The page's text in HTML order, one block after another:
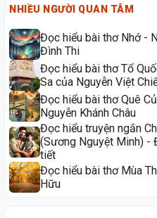
NHIỀU NGƯỜI QUAN TÂM
Đọc hiểu bài thơ Nhớ -
Đình Thi
Đọc hiểu bài thơ Tổ
Sa của Nguyễn Việt
Đọc hiểu bài thơ Quê
Nguyễn Khánh Châu
Đọc hiểu truyện ngắn
(Sương Nguyệt Minh) -
tiết
Đọc hiểu bài thơ Mùa
Hữu